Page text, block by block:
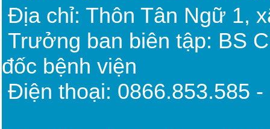
Địa chỉ: Thôn Tân Ngữ 1,
Trưởng ban biên tập: BS
đốc bệnh viện
Điện thoại: